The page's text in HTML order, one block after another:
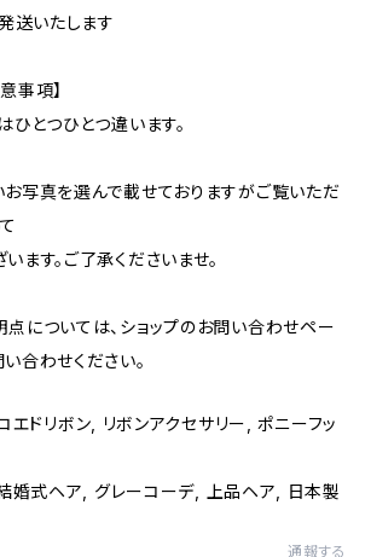
送いたします
事項】
ひとつひとつ違います。
写真を選んで載せておりますがご覧いただ
ます。ご了承くださいませ。
については、ショップのお問い合わせペー
合わせください。
ドリボン, リボンアクセサリー, ポニーフッ
婚式ヘア, グレーコーデ, 上品ヘア, 日本製
通報する